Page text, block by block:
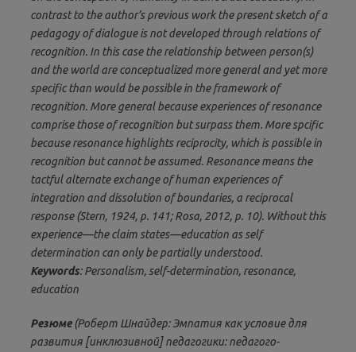
contrast to the author’s previous work the present sketch of a
pedagogy of dialogue is not developed through relations of
recognition. In this case the relationship between person(s)
and the world are conceptualized more general and yet more
specific than would be possible in the framework of
recognition. More general because experiences of resonance
comprise those of recognition but surpass them. More spcific
because resonance highlights reciprocity, which is possible in
recognition but cannot be assumed. Resonance means the
tactful alternate exchange of human experiences of
integration and dissolution of boundaries, a reciprocal
response (Stern, 1924, p. 141; Rosa, 2012, p. 10). Without this
experience—the claim states—education as self
determination can only be partially understood.
Keywords: Personalism, self-determination, resonance,
education
Резюме (Роберт Шнайдер: Эмпатия как условие для
развития [инклюзивной] педагогики: педагого-